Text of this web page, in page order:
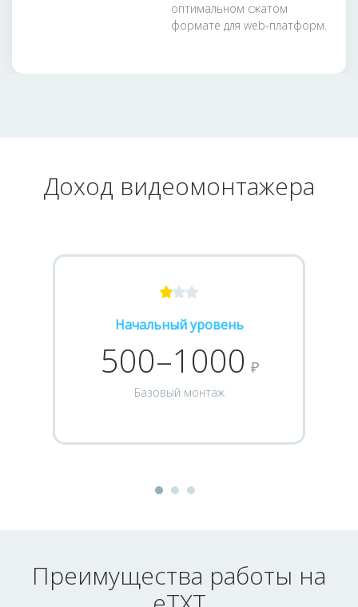
оптимальном сжатом
формате для web-платформ.
Доход видеомонтажера
Начальный уровень
500–1000 ₽
Базовый монтаж
Преимущества работы на